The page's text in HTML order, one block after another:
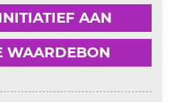
AAN
WAARDEBON